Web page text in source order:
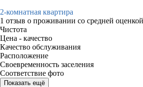
2-комнатная квартира
1 отзыв о проживании со средней оценкой
Чистота
Цена - качество
Качество обслуживания
Расположение
Своевременность заселения
Соответствие фото
Показать ещё